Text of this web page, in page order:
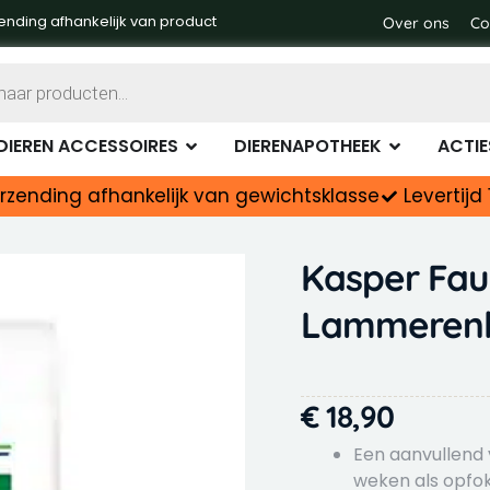
afhankelijk van product Over ons
ACCESSOIRES Open Dieren accessoires
DIERENAPOTHEEK Open
afhankelijk van gewichtsklasse Levertijd
Kasper
€18,90
Een
weken als